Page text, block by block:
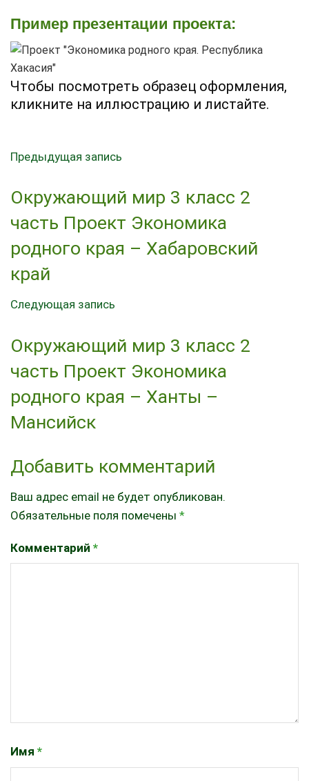
Пример презентации проекта:
Чтобы посмотреть образец оформления,
кликните на иллюстрацию и листайте.
Предыдущая запись
Окружающий мир 3 класс 2
часть Проект Экономика
родного края – Хабаровский
край
Следующая запись
Окружающий мир 3 класс 2
часть Проект Экономика
родного края – Ханты –
Мансийск
Добавить комментарий
Ваш адрес email не будет опубликован.
Обязательные поля помечены *
Комментарий *
Имя *